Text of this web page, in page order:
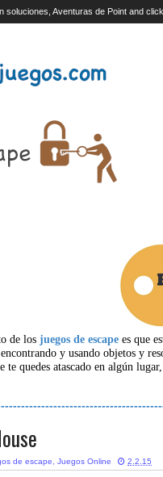
soluciones, Aventuras de Point and
de losjuegos de escape es que
y usando objetos y
te quedes atascado en algún
de escape Juegos Online 2.2.15